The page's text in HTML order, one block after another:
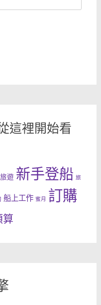
這裡開始看
遊 新手登船 旅
船上工作 蜜月
訂購
算